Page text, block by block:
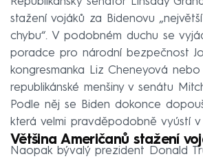
stažení vojáků za Bidenovu
chybu“. V podobném duchu se
poradce pro národní bezpečnost
kongresmanka Liz Cheneyová
republikánské menšiny v senátu
Podle něj se Biden dokonce
která velmi pravděpodobně vyústí v
Většina Američanů stažení
Naopak bývalý prezident Donald